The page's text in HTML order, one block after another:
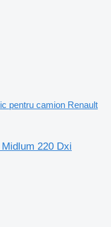
pentru camion Renault
220 Dxi